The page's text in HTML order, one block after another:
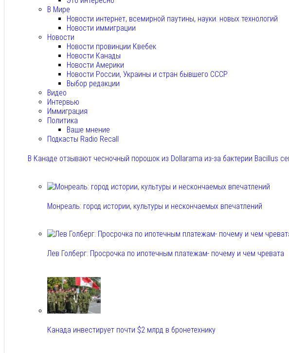
В Мире
Новости интернет, всемирной паутины, науки. новых технологий
Новости иммиграции
Новости
Новости провинции Квебек
Новости Канады
Новости Америки
Новости России, Украины и стран бывшего СССР
Выбор редакции
Видео
Интервью
Иммиграция
Политика
Ваше мнение
Подкасты Radio Recall
В Канаде отзывают чесночный порошок из Dollarama из-за бактерии Bacillus
Монреаль: город истории, культуры и нескончаемых впечатлений
Лев Голберг: Просрочка по ипотечным платежам- почему и чем чревата
Канада инвестирует почти $2 млрд в бронетехнику